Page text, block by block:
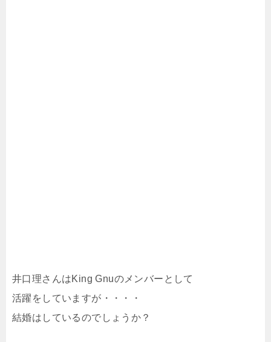
井口理さんはKing Gnuのメンバーとして
活躍をしていますが・・・・
結婚はしているのでしょうか？